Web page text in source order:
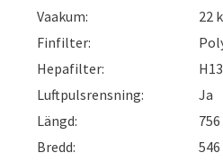
Vaakum:
22
Finfilter:
Hepafilter:
H13
Luftpulsrensning:
Ja
Längd:
Bredd: